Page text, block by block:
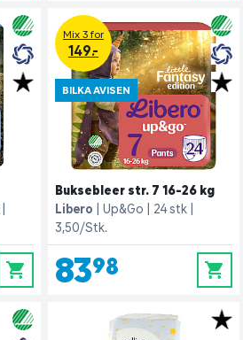
0
Mix 3 for
149.-
BILKA AVISEN
Buksebleer str. 7 16-26 kg
Libero
Up&Go
24 stk
3,50/Stk.
83,98 0